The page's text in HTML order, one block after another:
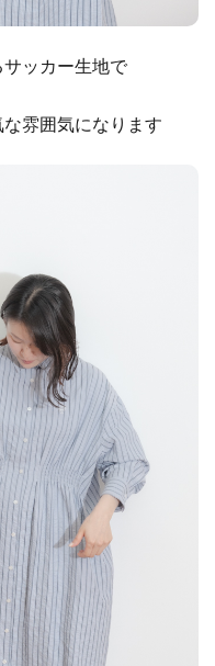
ッカー生地で
雰囲気になります